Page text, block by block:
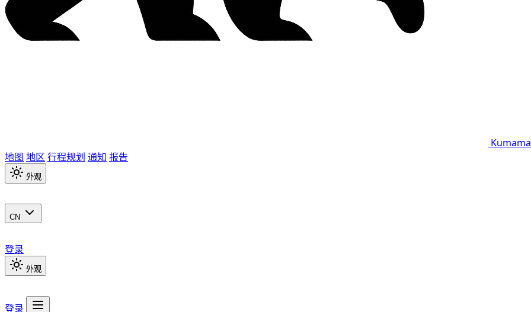
地图 地区 行程规划 通知 报告
外观
CN
登录
外观
登录